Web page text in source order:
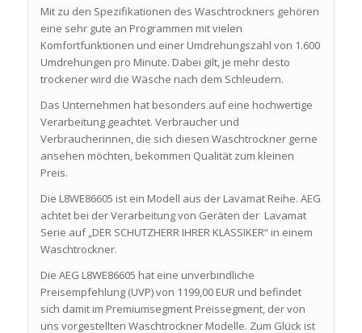
Mit zu den Spezifikationen des Waschtrockners gehören
eine sehr gute an Programmen mit vielen
Komfortfunktionen und einer Umdrehungszahl von 1.600
Umdrehungen pro Minute. Dabei gilt, je mehr desto
trockener wird die Wäsche nach dem Schleudern.
Das Unternehmen hat besonders auf eine hochwertige
Verarbeitung geachtet. Verbraucher und
Verbraucherinnen, die sich diesen Waschtrockner gerne
ansehen möchten, bekommen Qualität zum kleinen
Preis.
Die L8WE86605 ist ein Modell aus der Lavamat Reihe. AEG
achtet bei der Verarbeitung von Geräten der Lavamat
Serie auf „DER SCHUTZHERR IHRER KLASSIKER“ in einem
Waschtrockner.
Die AEG L8WE86605 hat eine unverbindliche
Preisempfehlung (UVP) von 1199,00 EUR und befindet
sich damit im Premiumsegment Preissegment, der von
uns vorgestellten Waschtrockner Modelle. Zum Glück ist